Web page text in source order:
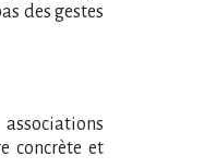
des gestes
concrète et